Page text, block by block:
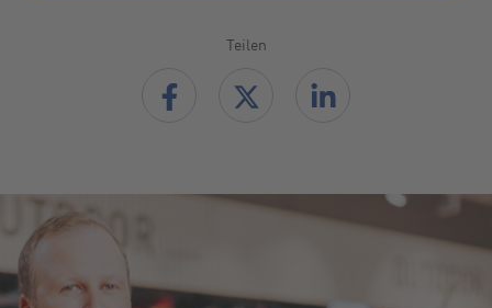
Teilen